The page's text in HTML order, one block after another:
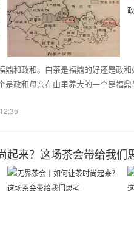
鼎和政和。白茶是福鼎的好还是政
是政和母亲在山里养大的一个是福
起来？这场茶会带给我们